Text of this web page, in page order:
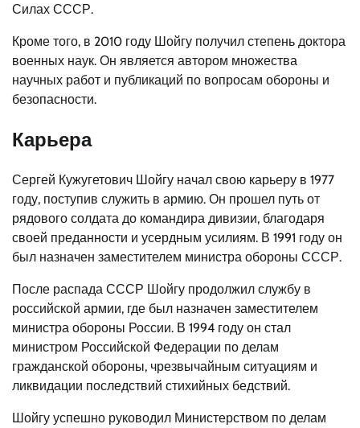
Силах СССР.
Кроме того, в 2010 году Шойгу получил степень доктора
военных наук. Он является автором множества
научных работ и публикаций по вопросам обороны и
безопасности.
Карьера
Сергей Кужугетович Шойгу начал свою карьеру в 1977
году, поступив служить в армию. Он прошел путь от
рядового солдата до командира дивизии, благодаря
своей преданности и усердным усилиям. В 1991 году он
был назначен заместителем министра обороны СССР.
После распада СССР Шойгу продолжил службу в
российской армии, где был назначен заместителем
министра обороны России. В 1994 году он стал
министром Российской Федерации по делам
гражданской обороны, чрезвычайным ситуациям и
ликвидации последствий стихийных бедствий.
Шойгу успешно руководил Министерством по делам